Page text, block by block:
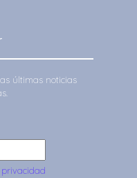
últimas noticias